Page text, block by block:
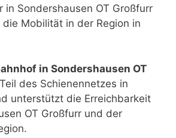
in Sondershausen OT Großfurr
Mobilität in der Region in
in Sondershausen OT
des Schienennetzes in
unterstützt die Erreichbarkeit
OT Großfurr und der